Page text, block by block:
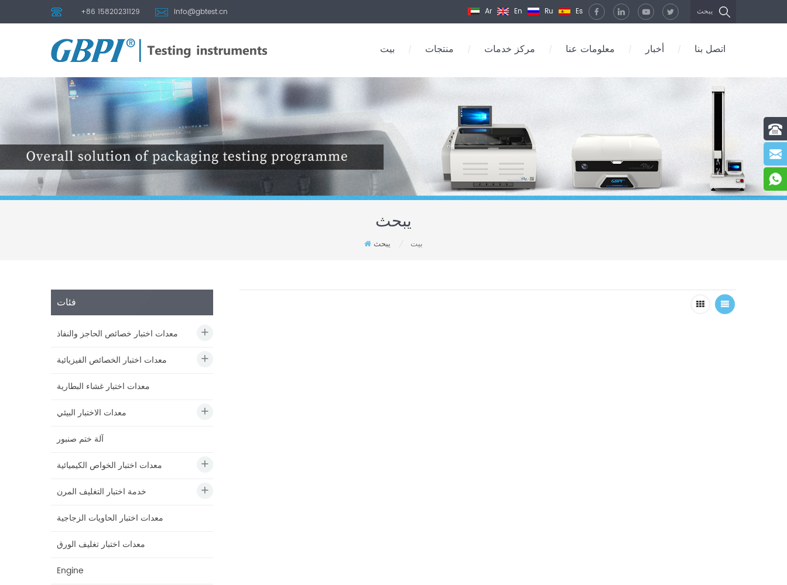
+86 15820231129 info@gbtest.cn يبحث Ar En Ru Es
بيت / منتجات / مركز خدمات / معلومات عنا / أخبار / اتصل بنا
يبحث
بيت يبحث
فئات
معدات اختبار خصائص الحاجز والنفاذ
معدات اختبار الخصائص الفيزيائية
معدات اختبار غشاء البطارية
معدات الاختبار البيئي
آلة ختم صنبور
معدات اختبار الخواص الكيميائية
خدمة اختبار التغليف المرن
معدات اختبار الحاويات الزجاجية
معدات اختبار تغليف الورق
Engine